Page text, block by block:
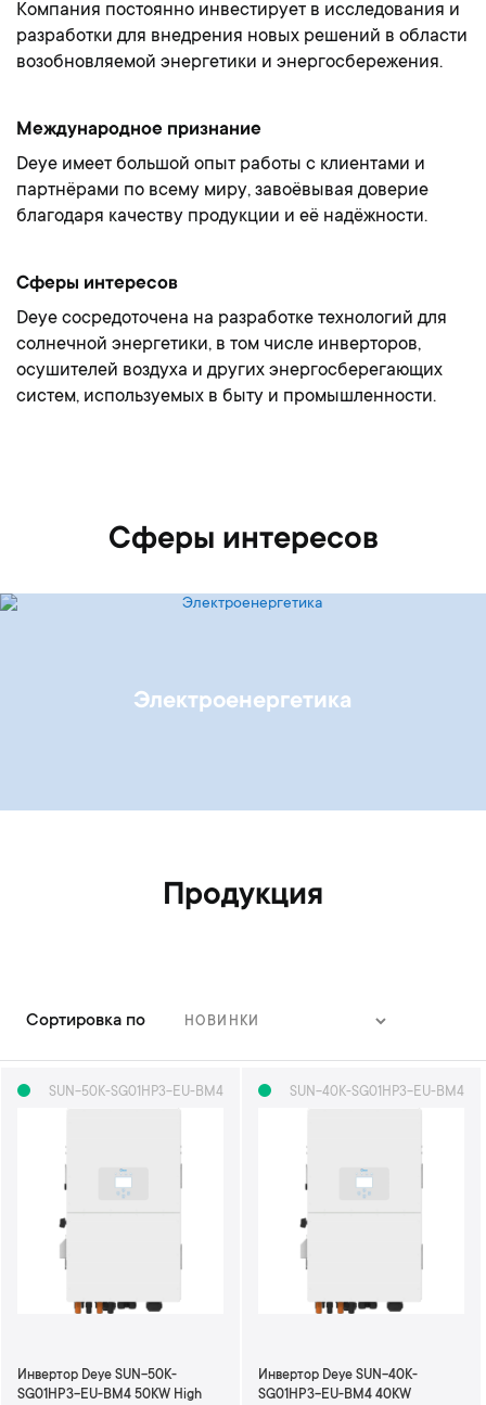
Компания постоянно инвестирует в исследования и
разработки для внедрения новых решений в области
возобновляемой энергетики и энергосбережения.
Международное признание
Deye имеет большой опыт работы с клиентами и
партнёрами по всему миру, завоёвывая доверие
благодаря качеству продукции и её надёжности.
Сферы интересов
Deye сосредоточена на разработке технологий для
солнечной энергетики, в том числе инверторов,
осушителей воздуха и других энергосберегающих
систем, используемых в быту и промышленности.
Сферы интересов
Электроенергетика
Продукция
Сортировка по
а
п
л
и
е
SUN-50K-SG01HP3-EU-BM4
Инвертор Deye SUN-50K-
SG01HP3-EU-BM4 50KW High
SUN-40K-SG01HP3-EU-BM4
Инвертор Deye SUN-40K-
SG01HP3-EU-BM4 40KW